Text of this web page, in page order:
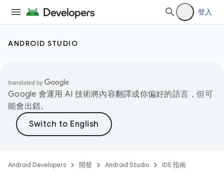
登入
ANDROID STUDIO
Google 會運用 AI 技術將內容翻譯成你偏好的語言，但可
能會出錯。
Android Developers 開發 Android Studio IDE 指南